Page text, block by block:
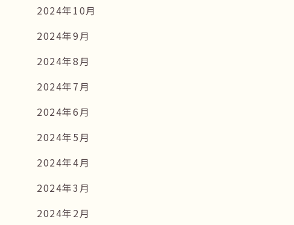
2024年10月
2024年9月
2024年8月
2024年7月
2024年6月
2024年5月
2024年4月
2024年3月
2024年2月